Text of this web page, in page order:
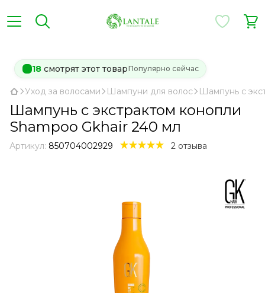
18 смотрят этот товарПопулярно сейчас
Уход за волосами Шампуни для волос Шампунь с
Шампунь с экстрактом конопли
Shampoo Gkhair 240 мл
Артикул: 850704002929 2 отзыва